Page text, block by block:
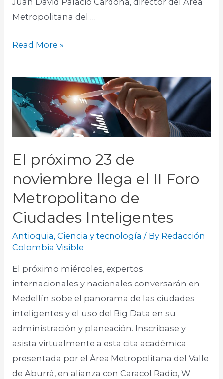
Metropolitana del …
Read More »
El próximo 23 de
noviembre llega el II Foro
Metropolitano de
Ciudades Inteligentes
Antioquia,Ciencia y tecnología / By Redacción
Colombia Visible
El próximo miércoles, expertos
internacionales y nacionales conversarán en
Medellín sobe el panorama de las ciudades
inteligentes y el uso del Big Data en su
administración y planeación. Inscríbase y
asista virtualmente a esta cita académica
presentada por el Área Metropolitana del Valle
de Aburrá, en alianza con Caracol Radio, W